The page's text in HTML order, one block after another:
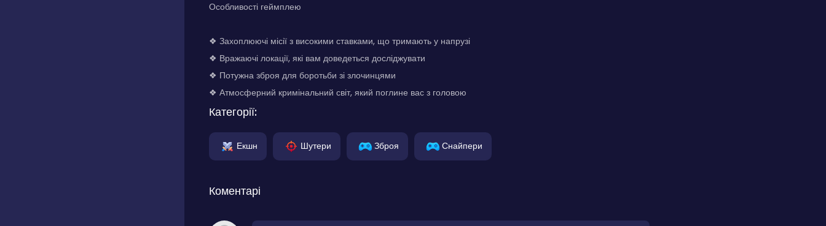
Особливості геймплею
❖ Захоплюючі місії з високими ставками, що тримають у напрузі
❖ Вражаючі локації, які вам доведеться досліджувати
❖ Потужна зброя для боротьби зі злочинцями
❖ Атмосферний кримінальний світ, який поглине вас з головою
Категорії:
Екшн Шутери Зброя Снайпери
Коментарі